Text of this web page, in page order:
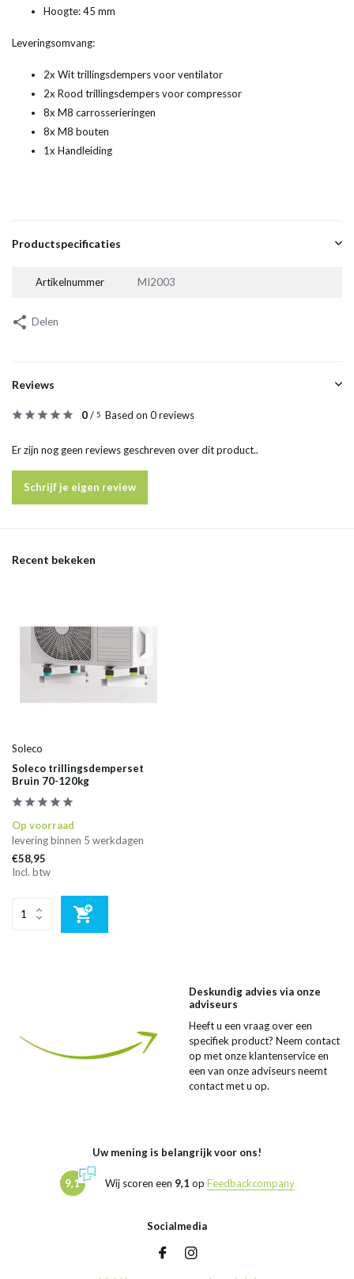
Hoogte: 45 mm
Leveringsomvang:
2x Wit trillingsdempers voor ventilator
2x Rood trillingsdempers voor compressor
8x M8 carrosserieringen
8x M8 bouten
1x Handleiding
Productspecificaties
Artikelnummer MI2003
Delen
Reviews
0/ 5 Based on 0 reviews
Er zijn nog geen reviews geschreven over dit product..
Schrijf je eigen review
Recent bekeken
Soleco
Soleco trillingsdemperset
Bruin 70-120kg
Op voorraad
levering binnen 5 werkdagen
€58,95
Incl. btw
Deskundig advies via onze
adviseurs
Heeft u een vraag over een
specifiek product? Neem contact
op met onze klantenservice en
een van onze adviseurs neemt
contact met u op.
Uw mening is belangrijk voor ons!
9,1 Wij scoren een 9,1 op Feedbackcompany
Socialmedia